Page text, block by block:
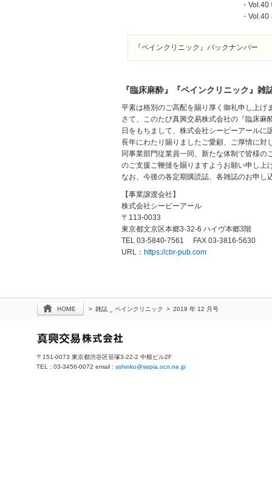
・
・
『ペインクリニック』バックナンバー
『臨床麻酔』『ペインクリニック』雑
平素は格別のご高配を賜り厚く御礼申し上げ
さて、このたび真興交易株式会社の『臨床
日をもちまして、株式会社シービーアールに
長年にわたり賜りましたご愛顧、ご厚情に対
同事業部門従業員一同、新たな体制で皆様
のご支援ご鞭撻を賜りますようお願い申し上
なお、今後の各定期購読誌、各雑誌のお申し
【事業譲渡会社】
株式会社シービーアール
〒113-0033
東京都文京区本郷3-32-6 ハイヴ本郷3階
TEL 03-5840-7561 FAX 03-3816-5630
URL： https://cbr-pub.com
> 雑誌 _ ペインクリニック > 2019 年 12 月号
〒151-0073 東京都渋谷区笹塚3-22-2 中根ビル2F
TEL : 03-3456-0072 email : sshinko@sepia.ocn.ne.jp